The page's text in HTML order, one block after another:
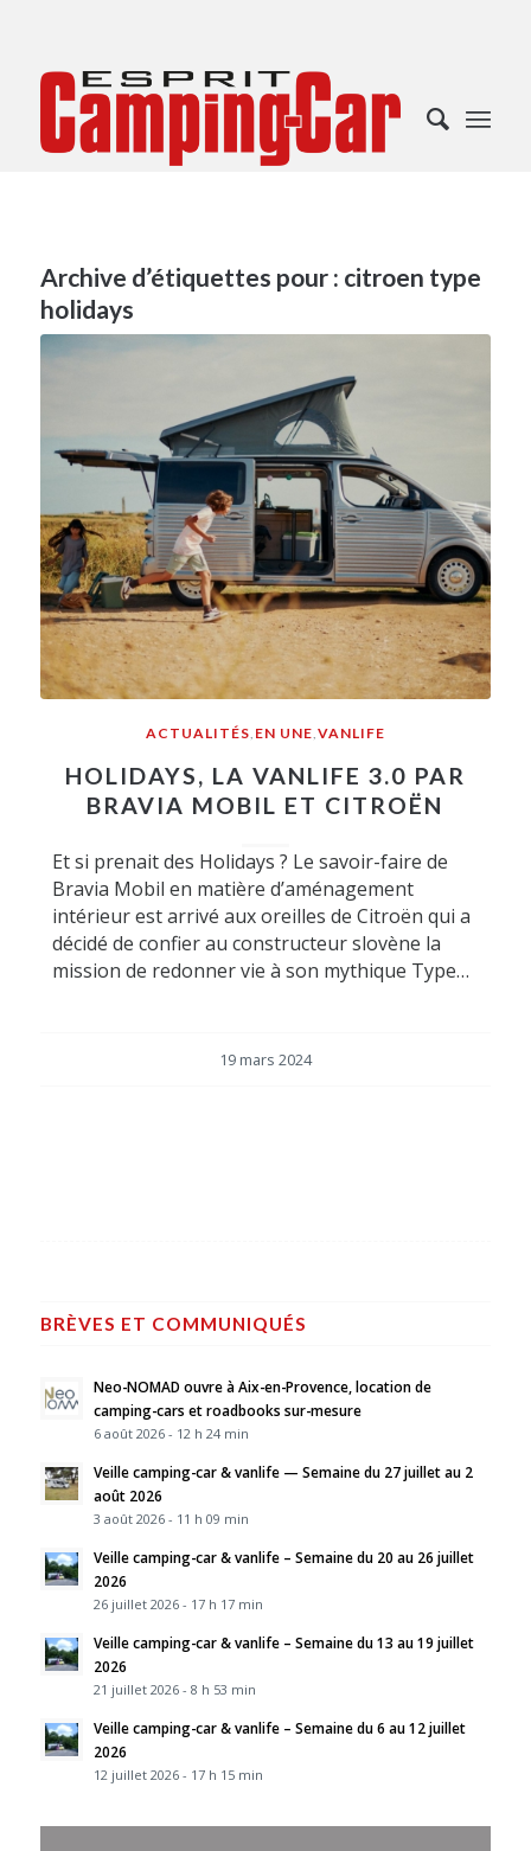
Archive d’étiquettes pour : citroen type
holidays
ACTUALITÉS EN UNE VANLIFE
HOLIDAYS, LA VANLIFE 3.0 PAR
BRAVIA MOBIL ET CITROËN
Et si prenait des Holidays ? Le savoir-faire de
Bravia Mobil en matière d’aménagement
intérieur est arrivé aux oreilles de Citroën qui a
décidé de confier au constructeur slovène la
mission de redonner vie à son mythique Type…
19 mars 2024
BRÈVES ET COMMUNIQUÉS
Neo-NOMAD ouvre à Aix-en-Provence, location de
camping-cars et roadbooks sur-mesure
6 août 2026 - 12 h 24 min
Veille camping-car & vanlife — Semaine du 27 juillet au 2
août 2026
3 août 2026 - 11 h 09 min
Veille camping-car & vanlife – Semaine du 20 au 26 juillet
2026
26 juillet 2026 - 17 h 17 min
Veille camping-car & vanlife – Semaine du 13 au 19 juillet
2026
21 juillet 2026 - 8 h 53 min
Veille camping-car & vanlife – Semaine du 6 au 12 juillet
2026
12 juillet 2026 - 17 h 15 min